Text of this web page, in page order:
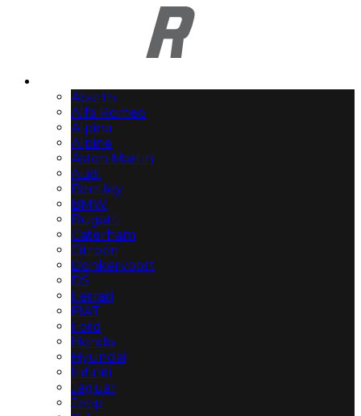
Abarth
Alfa Romeo
Alpina
Alpine
Aston Martin
Audi
Bentley
BMW
Bugatti
Caterham
Citroën
Donkervoort
DS
Ferrari
FIAT
Ford
Honda
Hyundai
Infiniti
Jaguar
Jeep